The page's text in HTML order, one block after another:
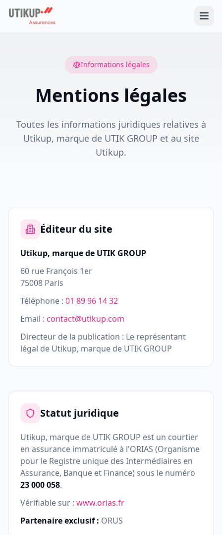
Informations légales
Mentions légales
Toutes les informations juridiques relatives à
Utikup, marque de UTIK GROUP et au site
Utikup.
Éditeur du site
Utikup, marque de UTIK GROUP
60 rue François 1er
75008 Paris
Téléphone : 01 89 96 14 32
Email : contact@utikup.com
Directeur de la publication : Le représentant
légal de Utikup, marque de UTIK GROUP
Statut juridique
Utikup, marque de UTIK GROUP est un courtier
en assurance immatriculé à l'ORIAS (Organisme
pour le Registre unique des Intermédiaires en
Assurance, Banque et Finance) sous le numéro
23 000 058.
Vérifiable sur : www.orias.fr
Partenaire exclusif : ORUS